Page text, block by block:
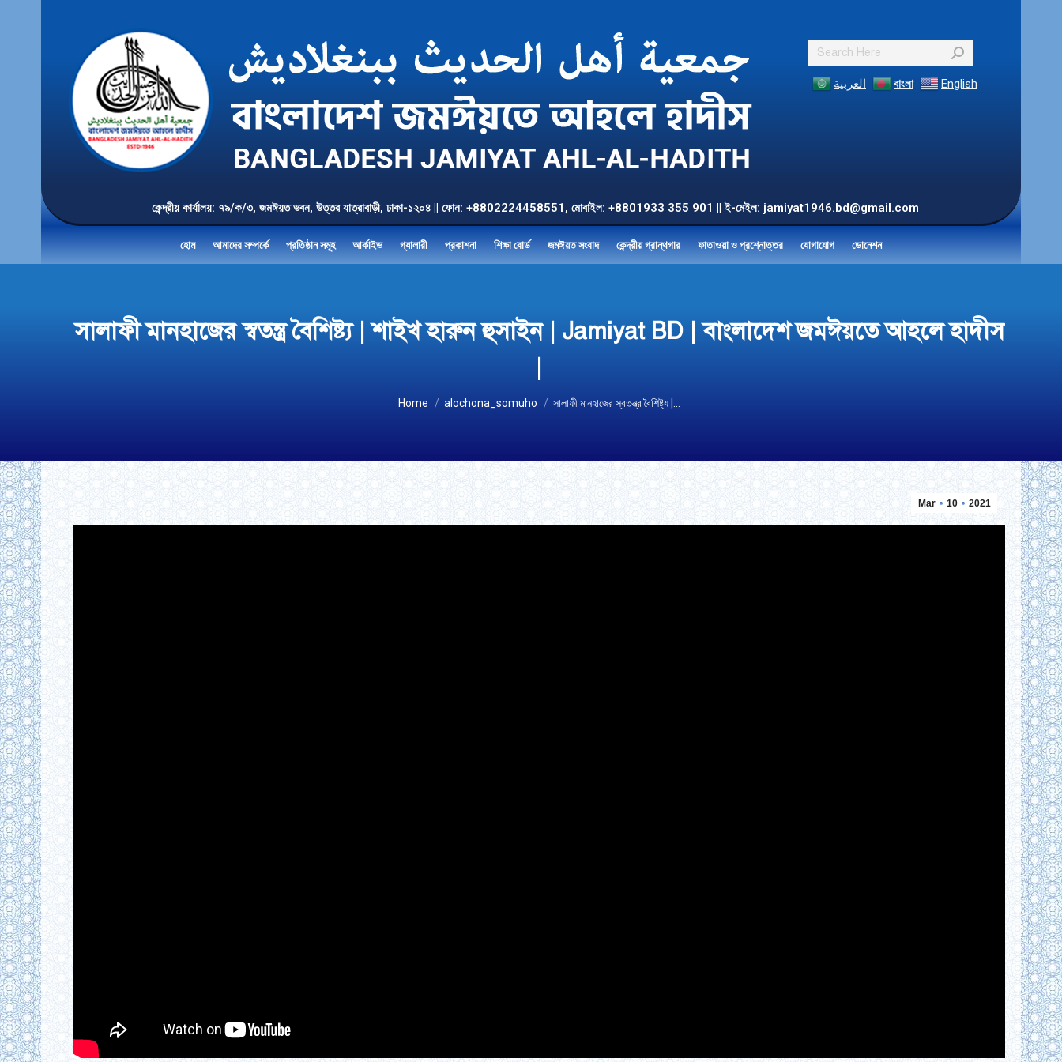
Search:
العربية বাংলা English
কেন্দ্রীয় কার্যালয়: ৭৯/ক/৩, জমঈয়ত ভবন, উত্তর যাত্রাবাড়ী, ঢাকা-১২০৪ || ফোন: +8802224458551, মোবাইল: +8801933 355 901 || ই-মেইল: jamiyat1946.bd@gmail.com
হোম আমাদের সম্পর্কে প্রতিষ্ঠান সমূহ আর্কাইভ গ্যালারী প্রকাশনা শিক্ষা বোর্ড জমঈয়ত সংবাদ কেন্দ্রীয় গ্রান্থগার ফাতাওয়া ও প্রশ্নোত্তর যোগাযোগ ডোনেশন
সালাফী মানহাজের স্বতন্ত্র বৈশিষ্ট্য | শাইখ হারুন হুসাইন | Jamiyat BD | বাংলাদেশ জমঈয়তে আহলে হাদীস
|
You are here:
Home alochona_somuho সালাফী মানহাজের স্বতন্ত্র বৈশিষ্ট্য |…
Mar 10 2021